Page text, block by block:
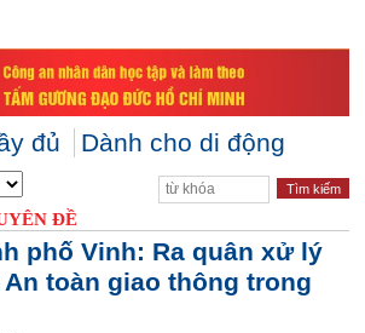
đủ Dành cho di động
ĐỀ
phố Vinh: Ra quân xử lý
toàn giao thông trong